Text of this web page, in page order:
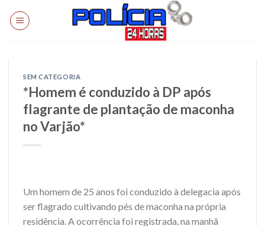
SEM CATEGORIA
*Homem é conduzido à DP após
flagrante de plantação de maconha
no Varjão*
Um homem de 25 anos foi conduzido à delegacia após
ser flagrado cultivando pés de maconha na própria
residência. A ocorrência foi registrada, na manhã